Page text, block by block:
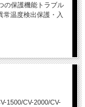
の保護機能トラブル
常温度検出保護・入
1500/CV-2000/CV-